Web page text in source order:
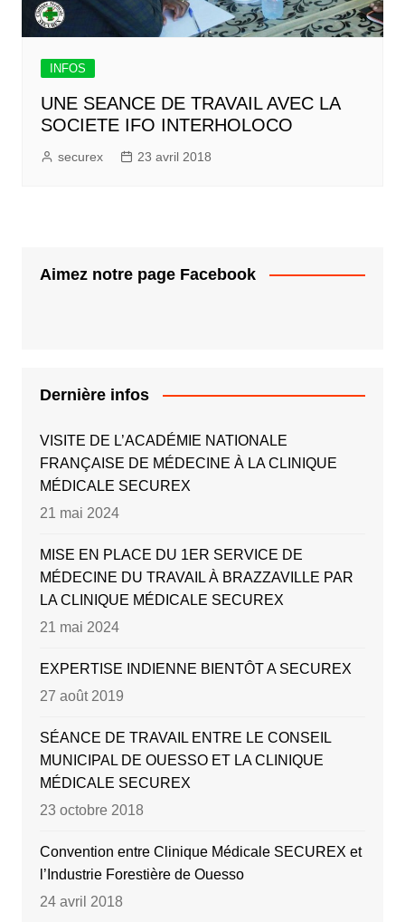
INFOS
UNE SEANCE DE TRAVAIL AVEC LA
SOCIETE IFO INTERHOLOCO
securex 23 avril 2018
Aimez notre page Facebook
Dernière infos
VISITE DE L’ACADÉMIE NATIONALE
FRANÇAISE DE MÉDECINE À LA CLINIQUE
MÉDICALE SECUREX
21 mai 2024
MISE EN PLACE DU 1ER SERVICE DE
MÉDECINE DU TRAVAIL À BRAZZAVILLE PAR
LA CLINIQUE MÉDICALE SECUREX
21 mai 2024
EXPERTISE INDIENNE BIENTÔT A SECUREX
27 août 2019
SÉANCE DE TRAVAIL ENTRE LE CONSEIL
MUNICIPAL DE OUESSO ET LA CLINIQUE
MÉDICALE SECUREX
23 octobre 2018
Convention entre Clinique Médicale SECUREX et
l’Industrie Forestière de Ouesso
24 avril 2018